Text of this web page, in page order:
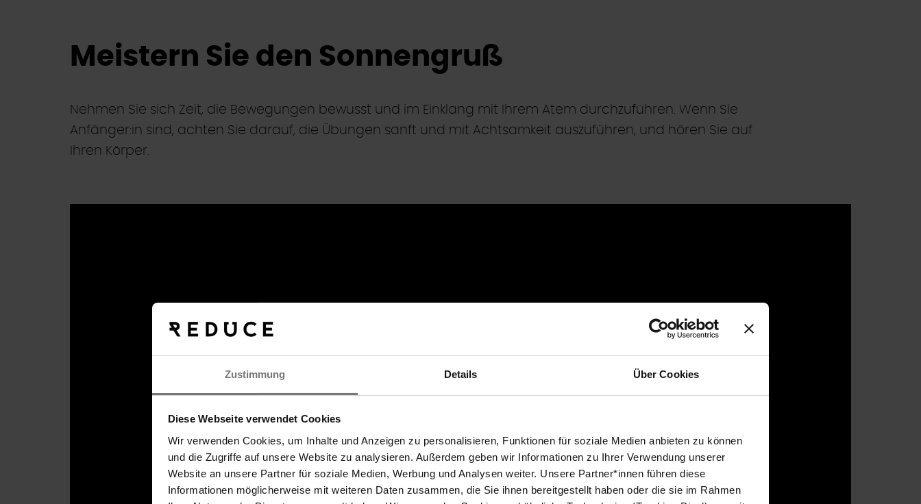
Zustimmung Details Über Cookies
Diese Webseite verwendet Cookies
Wir verwenden Cookies, um Inhalte und Anzeigen zu personalisieren, Funktionen für soziale Medien anbieten zu können
und die Zugriffe auf unsere Website zu analysieren. Außerdem geben wir Informationen zu Ihrer Verwendung unserer
Website an unsere Partner für soziale Medien, Werbung und Analysen weiter. Unsere Partner*innen führen diese
Informationen möglicherweise mit weiteren Daten zusammen, die Sie ihnen bereitgestellt haben oder die sie im Rahmen
Meistern Sie den Sonnengruß
Nehmen Sie sich Zeit, die Bewegungen bewusst und im Einklang mit Ihrem Atem durchzuführen. Wenn Sie
Anfänger:in sind, achten Sie darauf, die Übungen sanft und mit Achtsamkeit auszuführen, und hören Sie auf
Ihren Körper.
Suche